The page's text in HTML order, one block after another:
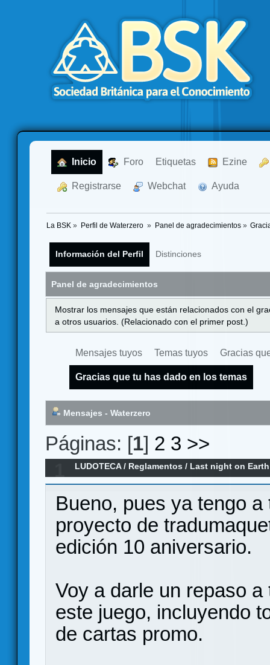
Inicio Foro Etiquetas Ezine
Registrarse Webchat Ayuda
La BSK » Perfil de Waterzero » Panel de agradecimientos»
Información del Perfil Distinciones
Panel de agradecimientos
Mostrar los mensajes que están relacionados con el
a otros usuarios. (Relacionado con el primer post.)
Mensajes tuyos Temas tuyos Gracias
Gracias que tu has dado en los temas
Mensajes - Waterzero
Páginas: [1] 2 3 >>
LUDOTECA/ Reglamentos / Last night on
Bueno, pues ya tengo
proyecto de
edición 10 aniversario.
Voy a darle un repaso
este juego, incluyendo
de cartas promo.